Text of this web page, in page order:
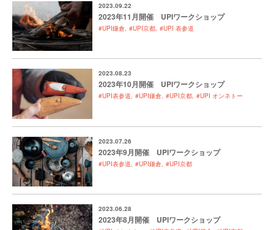
2023.09.22
2023年11月開催 UPIワークショップ
#UPI鎌倉 #UPI京都 #UPI 表参道
2023.08.23
2023年10月開催 UPIワークショップ
#UPI表参道 #UPI鎌倉 #UPI京都 #UPI オンネトー
2023.07.26
2023年9月開催 UPIワークショップ
#UPI表参道 #UPI鎌倉 #UPI京都
2023.06.28
2023年8月開催 UPIワークショップ